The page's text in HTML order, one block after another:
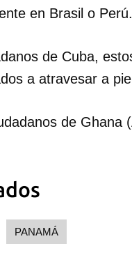
en Brasil o Perú.
de Cuba,
a atravesar a
de
PANAMÁ